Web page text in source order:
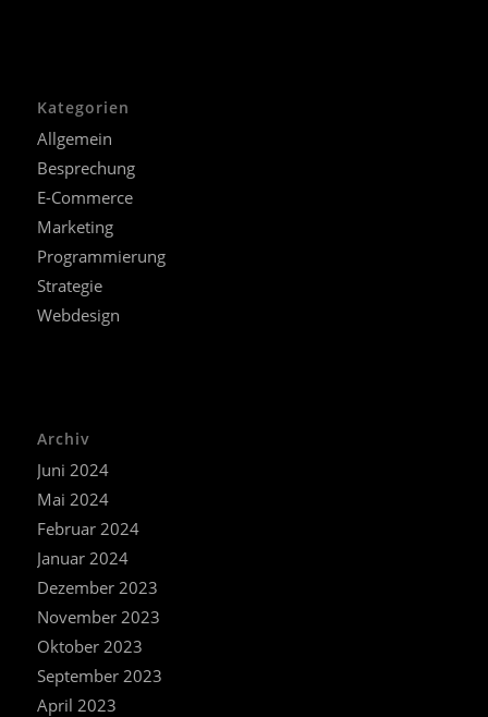
Kategorien
Allgemein
Besprechung
E-Commerce
Marketing
Programmierung
Strategie
Webdesign
Archiv
Juni 2024
Mai 2024
Februar 2024
Januar 2024
Dezember 2023
November 2023
Oktober 2023
September 2023
April 2023